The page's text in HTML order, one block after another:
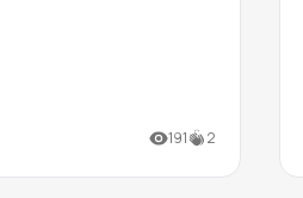
191 2